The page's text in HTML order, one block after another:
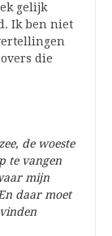
gelijk
Ik ben niet
die
de woeste
te vangen
mijn
daar moet